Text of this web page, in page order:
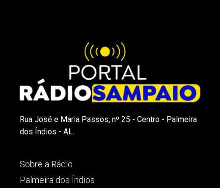
Rua José e Maria Passos, nº 25 - Centro - Palmeira
dos Índios - AL.
Sobre a Rádio
Palmeira dos Índios